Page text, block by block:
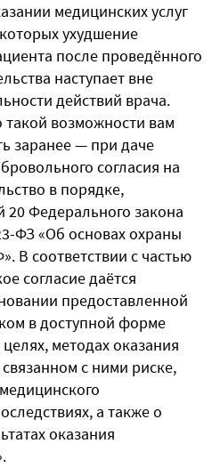
медицинских услуг
ухудшение
после проведённого
наступает вне
действий врача.
возможности вам
заранее — при даче
согласия на
в порядке,
20 Федерального закона
ФЗ «Об основах охраны
В соответствии с частью
согласие даётся
предоставленной
в доступной форме
методах оказания
с ними риске,
а также о
оказания